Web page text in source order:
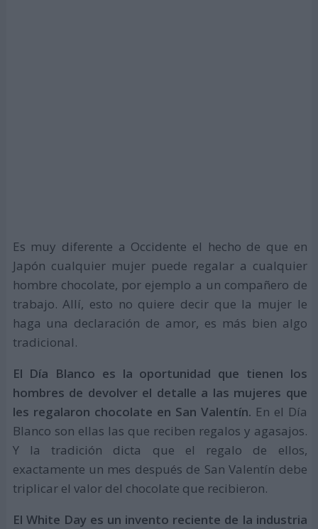
Es muy diferente a Occidente el hecho de que en
Japón cualquier mujer puede regalar a cualquier
hombre chocolate, por ejemplo a un compañero de
trabajo. Allí, esto no quiere decir que la mujer le
haga una declaración de amor, es más bien algo
tradicional.
El Día Blanco es la oportunidad que tienen los
hombres de devolver el detalle a las mujeres que
les regalaron chocolate en San Valentín. En el Día
Blanco son ellas las que reciben regalos y agasajos.
Y la tradición dicta que el regalo de ellos,
exactamente un mes después de San Valentín debe
triplicar el valor del chocolate que recibieron.
El White Day es un invento reciente de la industria